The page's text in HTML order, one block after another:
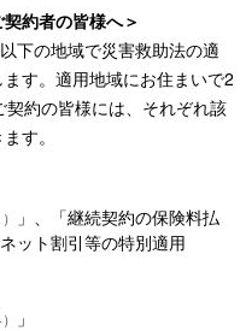
約者の皆様へ＞
下の地域で災害救助法の適
す。適用地域にお住まいで2
約の皆様には、それぞれ該
す。
」、「継続契約の保険料払
ット割引等の特別適用
」